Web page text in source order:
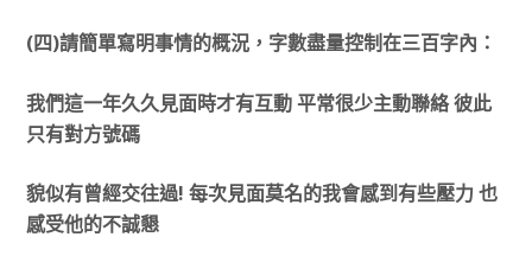
(四)請簡單寫明事情的概況，字數盡量控制在三百字內：
我們這一年久久見面時才有互動 平常很少主動聯絡 彼此
只有對方號碼
貌似有曾經交往過! 每次見面莫名的我會感到有些壓力 也
感受他的不誠懇